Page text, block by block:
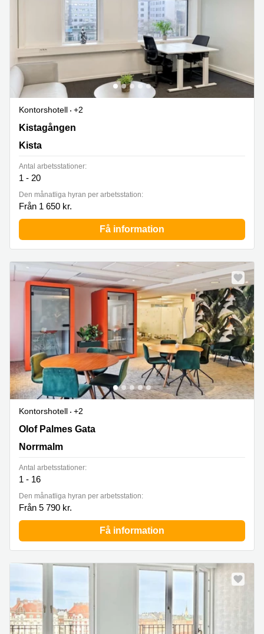
Kontorshotell
+2
Kistagången 20b, Kista
Kistagången
Kista
Antal arbetsstationer:
1 - 20
Den månatliga hyran per arbetsstation:
Från 1 650 kr.
Få information
Kontorshotell
+2
Olof Palmes Gata 29,4:e våningen, Norrmalm
Olof Palmes Gata
Norrmalm
Antal arbetsstationer:
1 - 16
Den månatliga hyran per arbetsstation:
Från 5 790 kr.
Få information